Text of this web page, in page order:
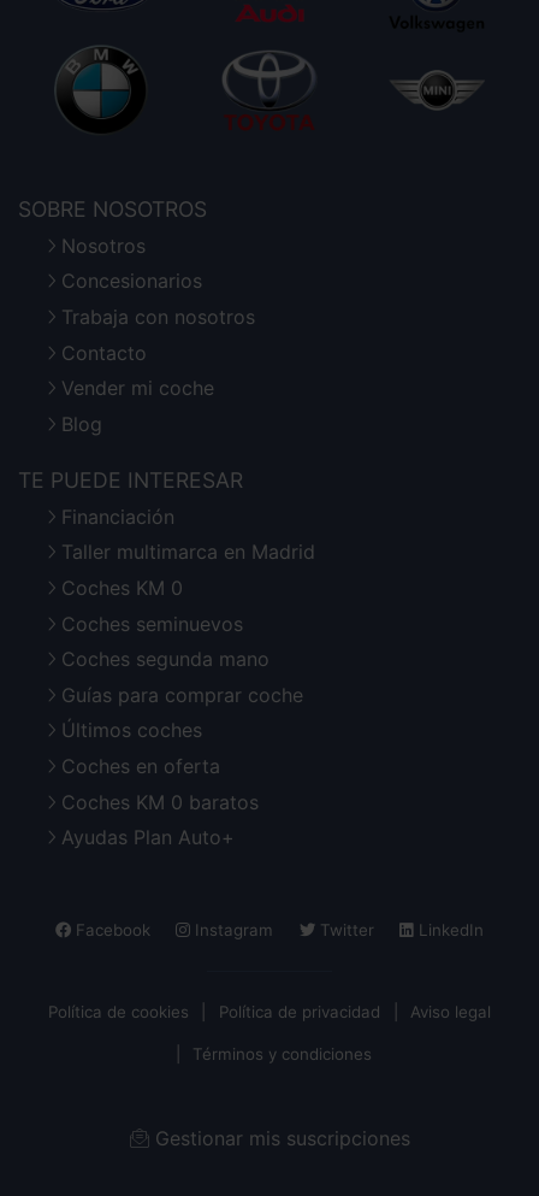
SOBRE NOSOTROS
Nosotros
Concesionarios
Trabaja con nosotros
Contacto
Vender mi coche
Blog
TE PUEDE INTERESAR
Financiación
Taller multimarca en Madrid
Coches KM 0
Coches seminuevos
Coches segunda mano
Guías para comprar coche
Últimos coches
Coches en oferta
Coches KM 0 baratos
Ayudas Plan Auto+
Facebook Instagram Twitter LinkedIn
Política de cookies Política de privacidad Aviso legal
Términos y condiciones
Gestionar mis suscripciones